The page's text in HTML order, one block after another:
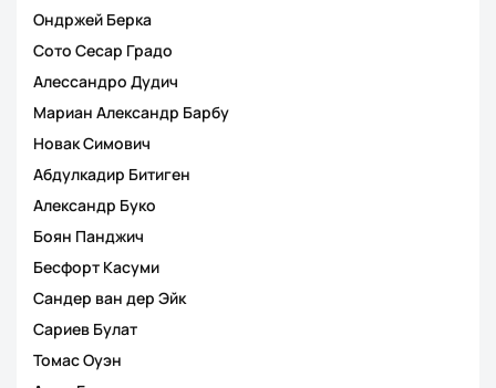
Ондржей Берка
Сото Сесар Градо
Алессандро Дудич
Мариан Александр Барбу
Новак Симович
Абдулкадир Битиген
Александр Буко
Боян Панджич
Бесфорт Касуми
Сандер ван дер Эйк
Сариев Булат
Томас Оуэн